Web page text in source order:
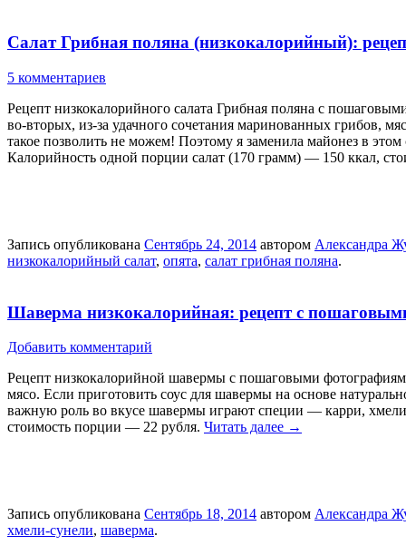
Салат Грибная поляна (низкокалорийный):
5 комментариев
Рецепт низкокалорийного салата Грибная поляна с
во-вторых, из-за удачного сочетания маринованных грибов,
такое позволить не можем! Поэтому я заменила майонез в
Калорийность одной порции салат (170 грамм) — 150 ккал,
Запись опубликована Сентябрь 24, 2014 автором Александра
низкокалорийный салат, опята, салат грибная поляна.
Шаверма низкокалорийная: рецепт с
Добавить комментарий
Рецепт низкокалорийной шавермы с пошаговыми
мясо. Если приготовить соус для шавермы на основе
важную роль во вкусе шавермы играют специи — карри,
стоимость порции — 22 рубля. Читать далее →
Запись опубликована Сентябрь 18, 2014 автором Александра
хмели-сунели, шаверма.